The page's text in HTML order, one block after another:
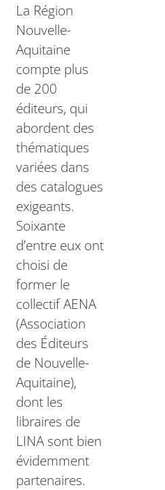
La Région
Nouvelle-
Aquitaine
compte plus
de 200
éditeurs, qui
abordent des
thématiques
variées dans
des catalogues
exigeants.
Soixante
d’entre eux ont
choisi de
former le
collectif AENA
(Association
des Éditeurs
de Nouvelle-
Aquitaine),
dont les
libraires de
LINA sont bien
évidemment
partenaires.